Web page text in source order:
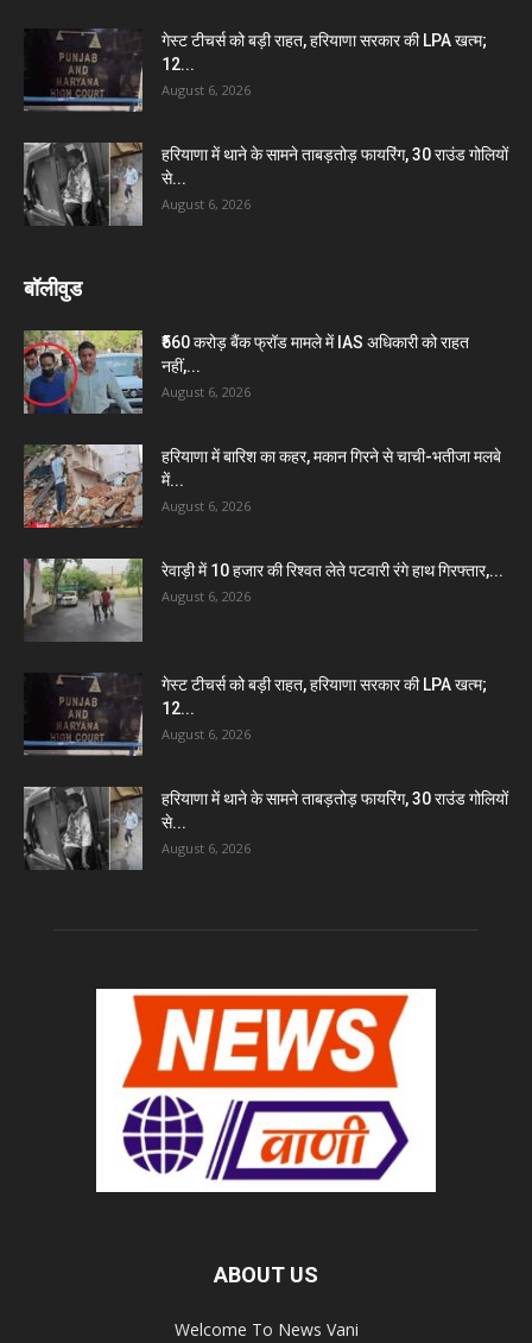
गेस्ट टीचर्स को बड़ी राहत, हरियाणा सरकार की LPA खत्म;
12...
August 6, 2026
हरियाणा में थाने के सामने ताबड़तोड़ फायरिंग, 30 राउंड गोलियों
से...
August 6, 2026
बॉलीवुड
₹560 करोड़ बैंक फ्रॉड मामले में IAS अधिकारी को राहत
नहीं,...
August 6, 2026
हरियाणा में बारिश का कहर, मकान गिरने से चाची-भतीजा मलबे
में...
August 6, 2026
रेवाड़ी में 10 हजार की रिश्वत लेते पटवारी रंगे हाथ गिरफ्तार,...
August 6, 2026
गेस्ट टीचर्स को बड़ी राहत, हरियाणा सरकार की LPA खत्म;
12...
August 6, 2026
हरियाणा में थाने के सामने ताबड़तोड़ फायरिंग, 30 राउंड गोलियों
से...
August 6, 2026
ABOUT US
Welcome To News Vani